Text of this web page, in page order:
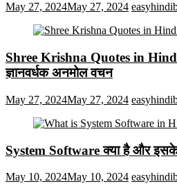
May 27, 2024May 27, 2024
Shree Krishna Quotes in Hindi
ज्ञानवर्धक अनमोल वचन
May 27, 2024May 27, 2024
System Software क्या है और
May 10, 2024May 10, 2024